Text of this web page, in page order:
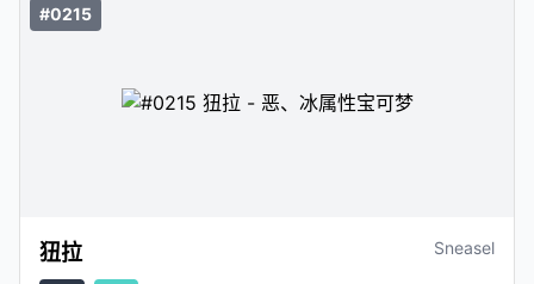
#0215
狃拉 Sneasel